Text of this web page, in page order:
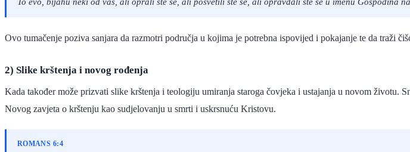
To evo, bijahu neki od vas, ali oprali ste se, ali posvetili ste se, ali opravdali ste se u imenu Gospodina
Ovo tumačenje poziva sanjara da razmotri područja u kojima je potrebna ispovijed i pokajanje te da traži
2) Slike krštenja i novog rođenja
Kada također može prizvati slike krštenja i teologiju umiranja staroga čovjeka i ustajanja u novom
Novog zavjeta o krštenju kao sudjelovanju u smrti i uskrsnuću Kristovu.
ROMANS 6:4